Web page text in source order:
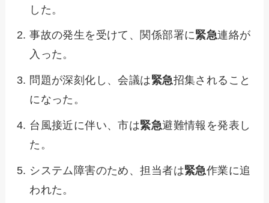
した。
事故の発生を受けて、関係部署に緊急連絡が
入った。
問題が深刻化し、会議は緊急招集されること
になった。
台風接近に伴い、市は緊急避難情報を発表し
た。
システム障害のため、担当者は緊急作業に追
われた。